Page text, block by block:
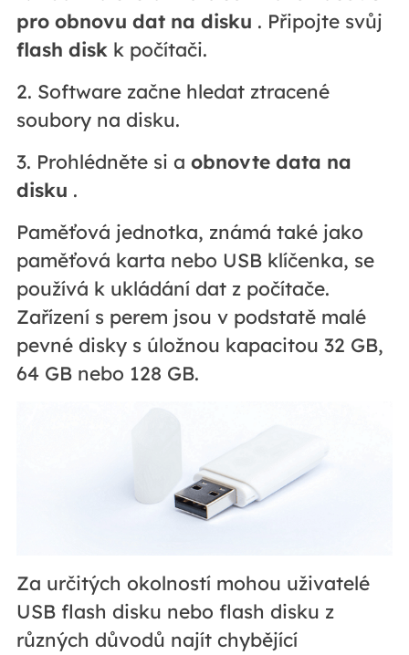
pro obnovu dat na disku . Připojte svůj
flash disk k počítači.
2. Software začne hledat ztracené
soubory na disku.
3. Prohlédněte si a obnovte data na
disku .
Paměťová jednotka, známá také jako
paměťová karta nebo USB klíčenka, se
používá k ukládání dat z počítače.
Zařízení s perem jsou v podstatě malé
pevné disky s úložnou kapacitou 32 GB,
64 GB nebo 128 GB.
Za určitých okolností mohou uživatelé
USB flash disku nebo flash disku z
různých důvodů najít chybějící